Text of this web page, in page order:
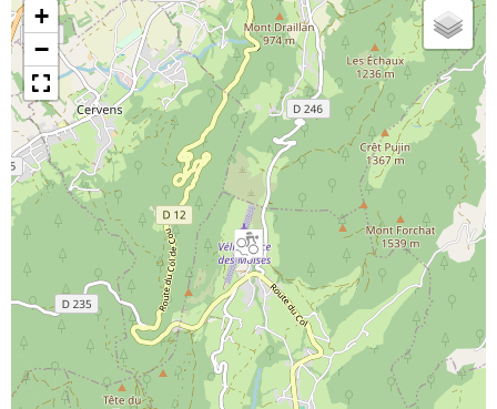
Trier par
Horodatage Photos
+
−